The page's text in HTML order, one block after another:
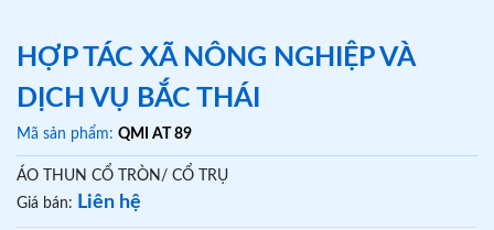
HỢP TÁC XÃ NÔNG NGHIỆP VÀ
DỊCH VỤ BẮC THÁI
Mã sản phẩm: QMI AT 89
ÁO THUN CỔ TRÒN/ CỔ TRỤ
Giá bán: Liên hệ